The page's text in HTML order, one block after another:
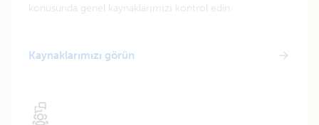
konusunda genel kaynaklarımızı kontrol edin.
Kaynaklarımızı görün